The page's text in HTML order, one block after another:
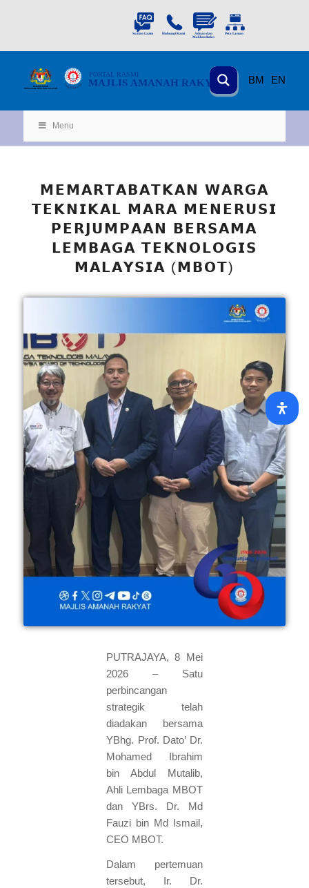
BM EN
MAJLIS AMANAH RAKYAT
PORTAL RASMI
KEMENTERIAN
KEMAJUAN DESA DAN WILA YAH
Menu
𝗠𝗘𝗠𝗔𝗥𝗧𝗔𝗕𝗔𝗧𝗞𝗔𝗡 𝗪𝗔𝗥𝗚𝗔
𝗧𝗘𝗞𝗡𝗜𝗞𝗔𝗟 𝗠𝗔𝗥𝗔 𝗠𝗘𝗡𝗘𝗥𝗨𝗦𝗜
𝗣𝗘𝗥𝗝𝗨𝗠𝗣𝗔𝗔𝗡 𝗕𝗘𝗥𝗦𝗔𝗠𝗔
𝗟𝗘𝗠𝗕𝗔𝗚𝗔 𝗧𝗘𝗞𝗡𝗢𝗟𝗢𝗚𝗜𝗦
𝗠𝗔𝗟𝗔𝗬𝗦𝗜𝗔 (𝗠𝗕𝗢𝗧)
PUTRAJAYA, 8 Mei
2026 – Satu
perbincangan
strategik telah
diadakan bersama
YBhg. Prof. Dato’ Dr.
Mohamed Ibrahim
bin Abdul Mutalib,
Ahli Lembaga MBOT
dan YBrs. Dr. Md
Fauzi bin Md Ismail,
CEO MBOT.
Dalam pertemuan
tersebut, Ir. Dr.